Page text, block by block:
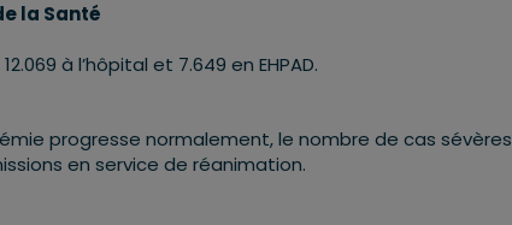
la Santé
à l’hôpital et 7.649 en EHPAD.
progresse normalement, le nombre de cas sévères
en service de réanimation.